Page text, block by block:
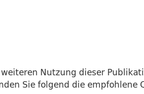
Nutzung dieser
Sie folgend die empfohlene